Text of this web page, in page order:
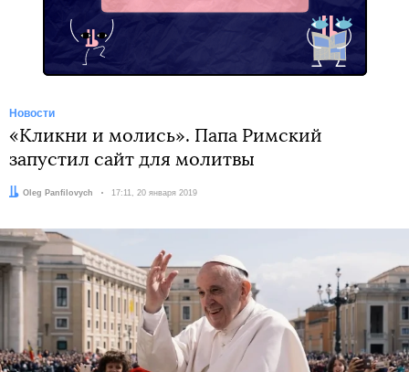
Новости
«Кликни и молись». Папа Римский
запустил сайт для молитвы
Автор:
Oleg Panfilovych Дата:
17:11, 20 января 2019